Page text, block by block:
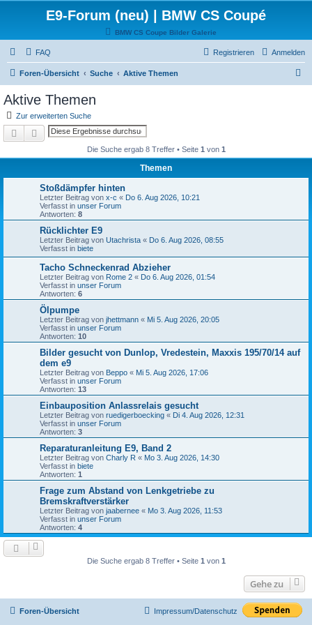
E9-Forum (neu) | BMW CS Coupé
BMW CS Coupe Bilder Galerie
FAQ Anmelden
Registrieren
Foren-Übersicht Suche Aktive Themen
Aktive Themen
Zur erweiterten Suche
Suche Erweiterte Suche
Die Suche ergab 8 Treffer • Seite 1 von 1
Themen
Stoßdämpfer hinten
Letzter Beitrag von x-c « Do 6. Aug 2026, 10:21
Verfasst in unser Forum
Antworten: 8
Rücklichter E9
Letzter Beitrag von Utachrista « Do 6. Aug 2026, 08:55
Verfasst in biete
Tacho Schneckenrad Abzieher
Letzter Beitrag von Rome 2 « Do 6. Aug 2026, 01:54
Verfasst in unser Forum
Antworten: 6
Ölpumpe
Letzter Beitrag von jhettmann « Mi 5. Aug 2026, 20:05
Verfasst in unser Forum
Antworten: 10
Bilder gesucht von Dunlop, Vredestein, Maxxis 195/70/14 auf
dem e9
Letzter Beitrag von Beppo « Mi 5. Aug 2026, 17:06
Verfasst in unser Forum
Antworten: 13
Einbauposition Anlassrelais gesucht
Letzter Beitrag von ruedigerboecking « Di 4. Aug 2026, 12:31
Verfasst in unser Forum
Antworten: 3
Reparaturanleitung E9, Band 2
Letzter Beitrag von Charly R « Mo 3. Aug 2026, 14:30
Verfasst in biete
Antworten: 1
Frage zum Abstand von Lenkgetriebe zu
Bremskraftverstärker
Letzter Beitrag von jaabernee « Mo 3. Aug 2026, 11:53
Verfasst in unser Forum
Antworten: 4
Die Suche ergab 8 Treffer • Seite 1 von 1
Gehe zu
Foren-Übersicht Impressum/Datenschutz